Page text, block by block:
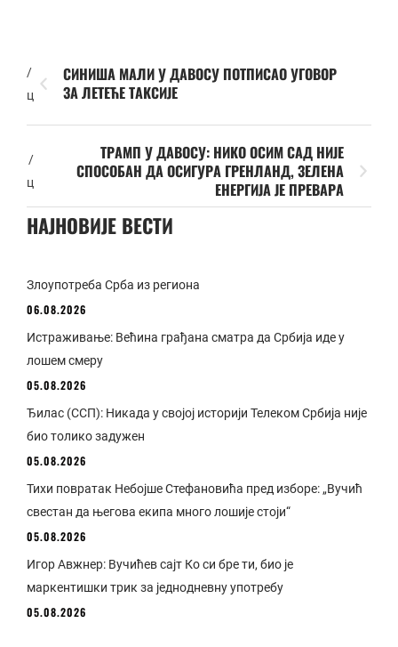
/
ц
СИНИША МАЛИ У ДАВОСУ ПОТПИСАО УГОВОР
ЗА ЛЕТЕЋЕ ТАКСИЈЕ
/
ц
ТРАМП У ДАВОСУ: НИКО ОСИМ САД НИЈЕ
СПОСОБАН ДА ОСИГУРА ГРЕНЛАНД, ЗЕЛЕНА
ЕНЕРГИЈА ЈЕ ПРЕВАРА
НАЈНОВИЈЕ ВЕСТИ
Злоупотреба Срба из региона
06.08.2026
Истраживање: Већина грађана сматра да Србија иде у
лошем смеру
05.08.2026
Ђилас (ССП): Никада у својој историји Телеком Србија није
био толико задужен
05.08.2026
Тихи повратак Небојше Стефановића пред изборе: „Вучић
свестан да његова екипа много лошије стоји“
05.08.2026
Игор Авжнер: Вучићев сајт Ко си бре ти, био је
маркентишки трик за једнодневну употребу
05.08.2026